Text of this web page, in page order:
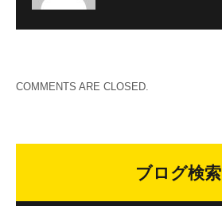
COMMENTS ARE CLOSED.
ブログ検索